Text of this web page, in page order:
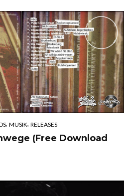
, MUSIK, RELEASES
(Free Download